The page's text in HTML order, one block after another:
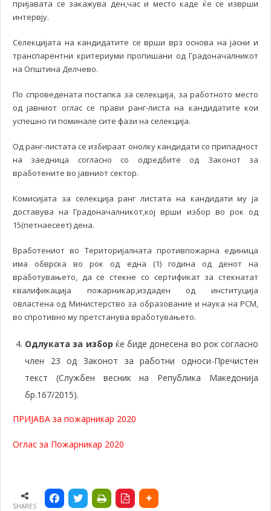
пријавата се закажува ден,час и место каде ќе се изврши
интервју.
Селекцијата на кандидатите се врши врз основа на јасни и
транспарентни критериуми пропишани од Градоначалникот
на Општина Делчево.
По спроведената постапка за селекција, за работното место
од јавниот оглас се прави ранг-листа на кандидатите кои
успешно ги поминале сите фази на селекција.
Од ранг-листата се избираат онолку кандидати со припадност
на заедница согласно со одредбите од Законот за
вработените во јавниот сектор.
Комисијата за селекција ранг листата на кандидати му ја
доставува на Градоначалникот,кој врши избор во рок од
15(петнаесеет) дена.
Вработениот во Територијалната противпожарна единица
има обврска во рок од една (1) година од денот на
вработувањето, да се стекне со сертификат за стекнатат
квалификација пожарникар,издаден од институција
овластена од Mинистерство за образование и наука на РСМ,
во спротивно му претстанува вработувањето.
Одлуката за избор ќе биде донесена во рок согласно
член 23 од Законот за работни односи-Пречистен
текст (Службен весник на Република Македонија
бр.167/2015).
ПРИЈАВА за пожарникар 2020
Оглас за Пожарникар 2020
SHARES